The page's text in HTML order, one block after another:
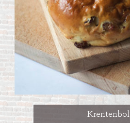
Krentenbol